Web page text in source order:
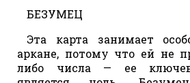
БЕЗУМЕЦ
Эта карта занимает
аркане, потому что ей не
либо числа — ее